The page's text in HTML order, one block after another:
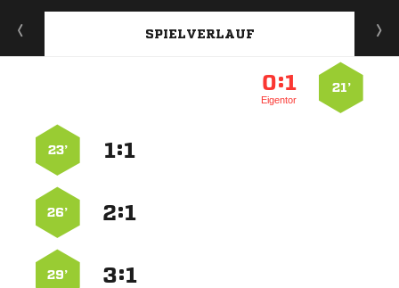
SPIELVERLAUF
21’
:
Eigentor
:
23’
:
26’
:
29’